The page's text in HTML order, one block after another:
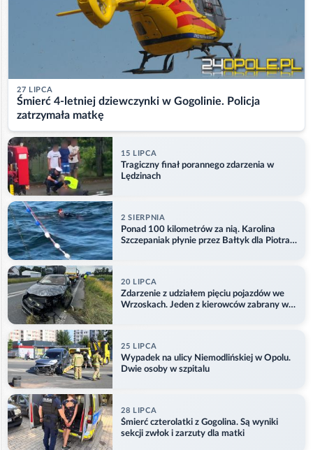
27 LIPCA
Śmierć 4-letniej dziewczynki w Gogolinie. Policja
zatrzymała matkę
15 LIPCA
Tragiczny finał porannego zdarzenia w
Lędzinach
2 SIERPNIA
Ponad 100 kilometrów za nią. Karolina
Szczepaniak płynie przez Bałtyk dla Piotra.
20 LIPCA
Zdarzenie z udziałem pięciu pojazdów we
Wrzoskach. Jeden z kierowców zabrany w
25 LIPCA
Wypadek na ulicy Niemodlińskiej w Opolu.
Dwie osoby w szpitalu
28 LIPCA
Śmierć czterolatki z Gogolina. Są wyniki
sekcji zwłok i zarzuty dla matki